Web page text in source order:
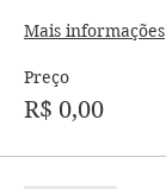
Mais informações
Preço
R$ 0,00